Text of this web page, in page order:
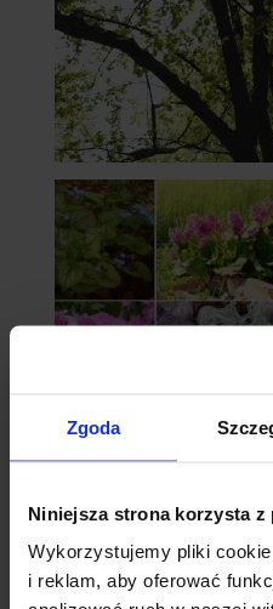
Zgoda
Niniejsza strona korzysta z
Wykorzystujemy pliki
i reklam, aby oferować